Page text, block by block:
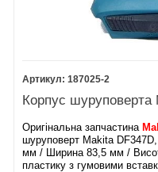
187025-2
Корпус шуруповерта
Оригінальна запчастина
шуруповерт Makita
мм / Ширина 83,5 мм /
пластику з гумовими